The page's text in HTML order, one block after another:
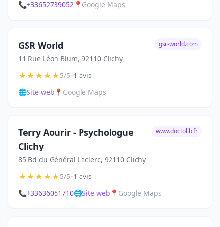
📞+33652739052 📍 Google Maps
GSR World
11 Rue Léon Blum, 92110 Clichy
gsr-world.com
★★★★★5/5•1 avis
🌐Site web 📍 Google Maps
Terry Aourir - Psychologue
Clichy
85 Bd du Général Leclerc, 92110 Clichy
www.doctolib.fr
★★★★★5/5•1 avis
📞+33636061710🌐Site web 📍 Google Maps